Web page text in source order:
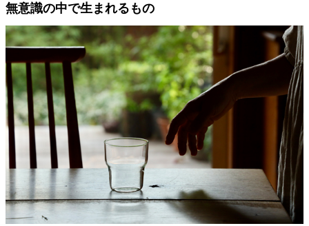
無意識の中で生まれるもの